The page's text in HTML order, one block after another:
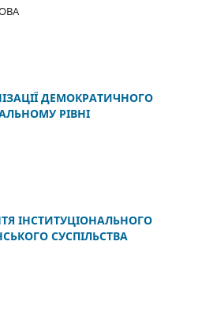
ДЕМОКРАТИЧНОГО
РІВНІ
ІНСТИТУЦІОНАЛЬНОГО
СУСПІЛЬСТВА